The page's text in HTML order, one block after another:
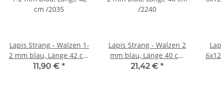
Lapis Strang - Walzen 1-
2 mm blau, Länge 42 cm
/2035
11,90 € *
Lapis Strang - Walzen 2
mm blau, Länge 40 cm
/2240
21,42 € *